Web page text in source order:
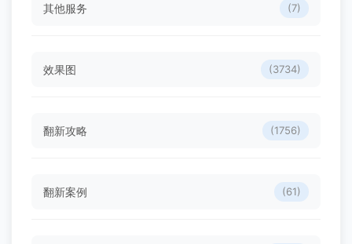
其他服务 (7)
效果图 (3734)
翻新攻略 (1756)
翻新案例 (61)